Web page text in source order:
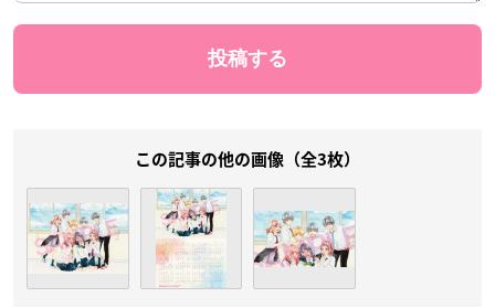
この記事の他の画像（全3枚）